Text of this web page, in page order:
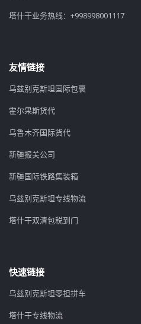
塔什干业务热线：+998998001117
友情链接
乌兹别克斯坦国际包裹
霍尔果斯货代
乌鲁木齐国际货代
新疆报关公司
新疆国际铁路集装箱
乌兹别克斯坦专线物流
塔什干双清包税到门
快速链接
乌兹别克斯坦零担拼车
塔什干专线物流